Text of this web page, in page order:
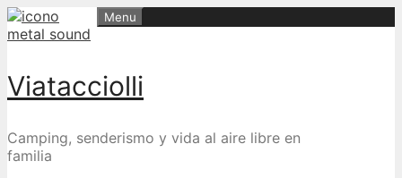
Skip
to
Viatacciolli
Camping, senderismo y vida al aire libre en
familia
Menu